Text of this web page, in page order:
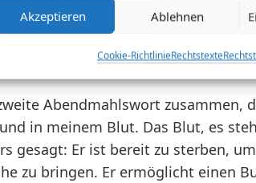
Akzeptieren Ablehnen
Cookie-RichtlinieRechtstexte
mir persönlich geht es so: Das
bringt mir Gott nahe, wenn er
Abendmahlswort zusammen,
in meinem Blut. Das Blut, es
gesagt: Er ist bereit zu sterben,
zu bringen. Er ermöglicht einen